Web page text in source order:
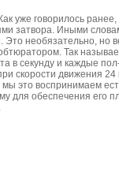
уже говорилось
затвора. Иными
Это необязательно, но
Так
в секунду и каждые
скорости движения
это воспринимаем
для обеспечения его